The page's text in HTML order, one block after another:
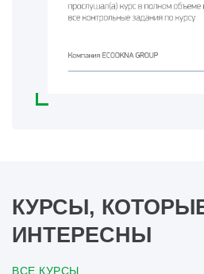
КУРСЫ,
ИНТЕРЕСНЫ
ВСЕ КУРСЫ